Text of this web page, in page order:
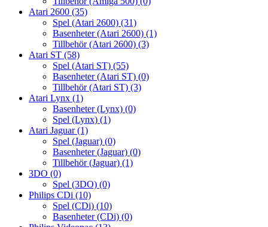
Atari 2600 (35)
Spel (Atari 2600) (31)
Basenheter (Atari 2600) (1)
Tillbehör (Atari 2600) (3)
Atari ST (58)
Spel (Atari ST) (55)
Basenheter (Atari ST) (0)
Tillbehör (Atari ST) (3)
Atari Lynx (1)
Basenheter (Lynx) (0)
Spel (Lynx) (1)
Atari Jaguar(1)
Spel (Jaguar) (0)
Basenheter (Jaguar) (0)
Tillbehör (Jaguar) (1)
3DO (0)
Spel (3DO) (0)
Philips CDi (10)
Spel (CDi) (10)
Basenheter (CDi) (0)